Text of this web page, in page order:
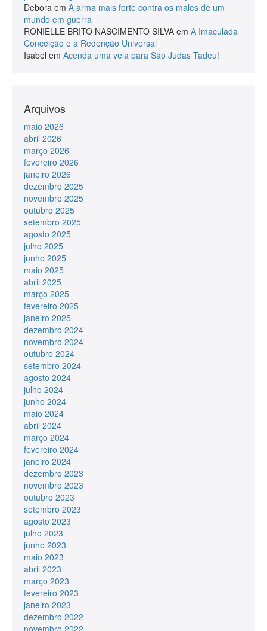
Debora em A arma mais forte contra os males de um
mundo em guerra
RONIELLE BRITO NASCIMENTO SILVA em A Imaculada
Conceição e a Redenção Universal
Isabel em Acenda uma vela para São Judas Tadeu!
Arquivos
maio 2026
abril 2026
março 2026
fevereiro 2026
janeiro 2026
dezembro 2025
novembro 2025
outubro 2025
setembro 2025
agosto 2025
julho 2025
junho 2025
maio 2025
abril 2025
março 2025
fevereiro 2025
janeiro 2025
dezembro 2024
novembro 2024
outubro 2024
setembro 2024
agosto 2024
julho 2024
junho 2024
maio 2024
abril 2024
março 2024
fevereiro 2024
janeiro 2024
dezembro 2023
novembro 2023
outubro 2023
setembro 2023
agosto 2023
julho 2023
junho 2023
maio 2023
abril 2023
março 2023
fevereiro 2023
janeiro 2023
dezembro 2022